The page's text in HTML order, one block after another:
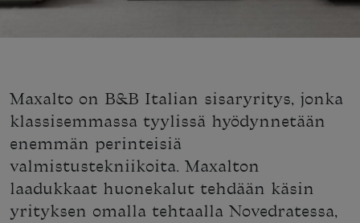
Maxalto on B&B Italian sisaryritys, jonka
klassisemmassa tyylissä hyödynnetään
enemmän perinteisiä
valmistustekniikoita. Maxalton
laadukkaat huonekalut tehdään käsin
yrityksen omalla tehtaalla Novedratessa,